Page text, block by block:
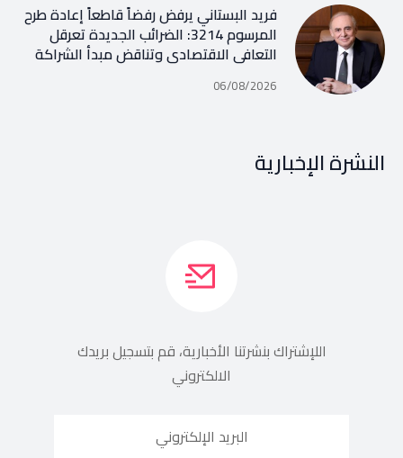
فريد البستاني يرفض رفضاً قاطعاً إعادة طرح
المرسوم 3214: الضرائب الجديدة تعرقل
التعافي الاقتصادي وتناقض مبدأ الشراكة
06/08/2026
النشرة الإخبارية
اللإشتراك بنشرتنا الأخبارية، قم بتسجيل بريدك
الالكتروني